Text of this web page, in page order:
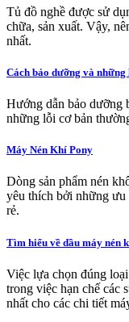
Tủ đồ nghề được sử
chữa, sản xuất. Vậy,
nhất.
Cách bảo dưỡng và
Hướng dẫn bảo dưỡng
những lỗi cơ bản
Máy Nén Khí Pony
Dòng sản phẩm nén
yêu thích bởi những ưu
rẻ.
Tìm hiểu về dầu máy nén
Việc lựa chọn đúng
trong việc hạn chế các
nhất cho các chi tiết